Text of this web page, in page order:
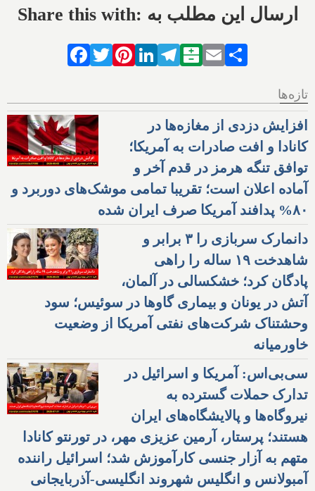
Share this with: ارسال این مطلب به
Facebook
TwitterPinterestLinkedIn
Telegram
Balatarin
Email
تازه‌ها
افزایش دزدی از مغازه‌ها در
کانادا و افت صادرات به آمریکا؛
توافق تنگه هرمز در قدم آخر و
آماده اعلان است؛ تقریبا تمامی موشک‌های دوربرد و
۸۰% پدافند آمریکا صرف ایران شده
دانمارک سربازی را ۳ برابر و
شاهدخت ۱۹ ساله را راهی
پادگان کرد؛ خشکسالی در آلمان،
آتش در یونان و بیماری گاوها در سوئیس؛ سود
وحشتناک شرکت‌های نفتی آمریکا از وضعیت
خاورمیانه
سی‌بی‌اس: آمریکا و اسرائیل در
تدارک حملات گسترده به
نیروگاه‌ها و پالایشگاه‌های ایران
هستند؛ پرستار، آرمین عزیزی مهر، در تورنتو کانادا
متهم به آزار جنسی کارآموزش شد؛ اسرائیل راننده
آمبولانس و انگلیس شهروند انگلیسی-آذربایجانی